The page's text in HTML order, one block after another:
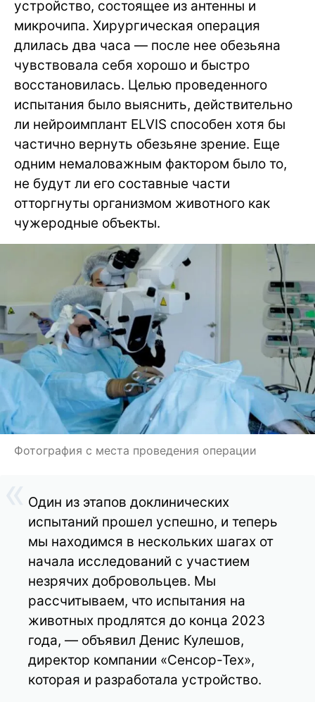
устройство, состоящее из антенны и
микрочипа. Хирургическая операция
длилась два часа — после нее обезьяна
чувствовала себя хорошо и быстро
восстановилась. Целью проведенного
испытания было выяснить, действительно
ли нейроимплант ELVIS способен хотя бы
частично вернуть обезьяне зрение. Еще
одним немаловажным фактором было то,
не будут ли его составные части
отторгнуты организмом животного как
чужеродные объекты.
Фотография с места проведения операции
Один из этапов доклинических
испытаний прошел успешно, и теперь
мы находимся в нескольких шагах от
начала исследований с участием
незрячих добровольцев. Мы
рассчитываем, что испытания на
животных продлятся до конца 2023
года, — объявил Денис Кулешов,
директор компании «Сенсор-Тех»,
которая и разработала устройство.